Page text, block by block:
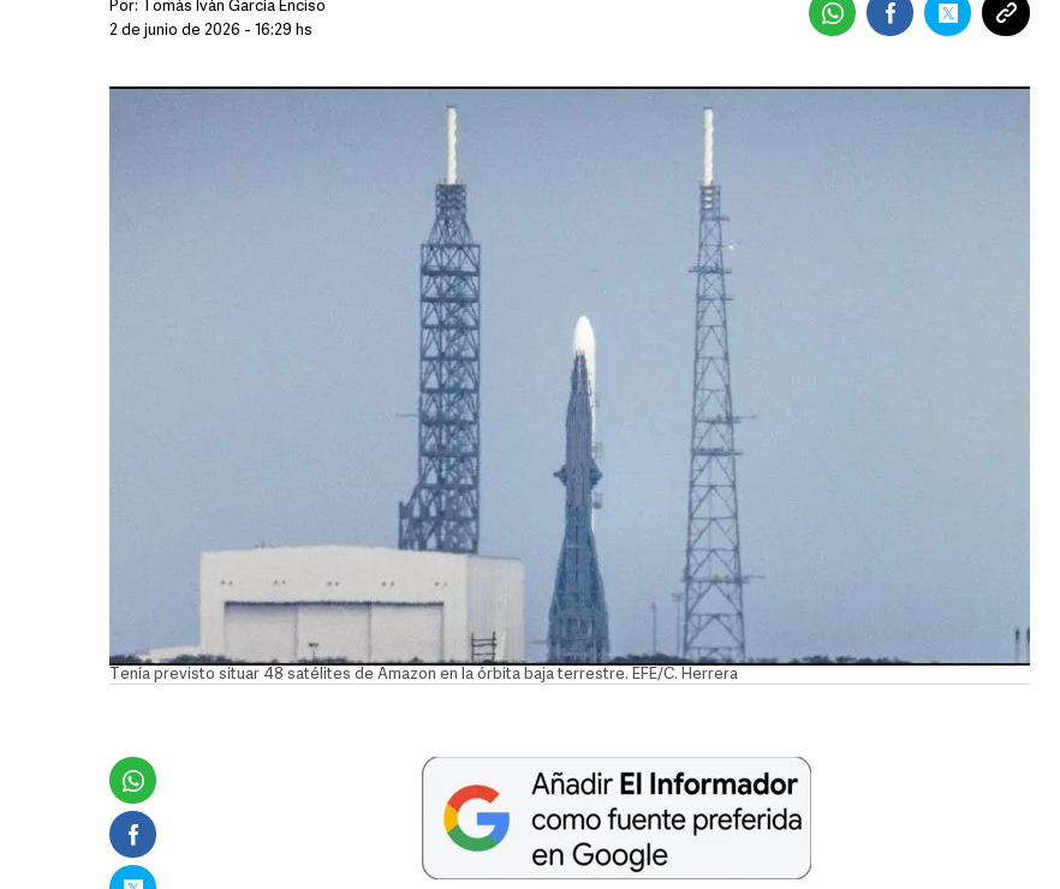
Por:
Tomás Iván García Enciso
2 de junio de 2026 - 16:29 hs
Tenía previsto situar 48 satélites de Amazon en la órbita baja terrestre. EFE/C. Herrera